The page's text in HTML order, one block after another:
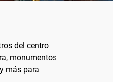
del centro
monumentos
más para